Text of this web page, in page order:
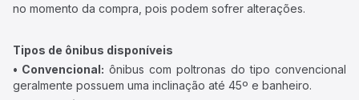
no momento da compra, pois podem sofrer alterações.
Tipos de ônibus disponíveis
• Convencional: ônibus com poltronas do tipo convencional
geralmente possuem uma inclinação até 45º e banheiro.